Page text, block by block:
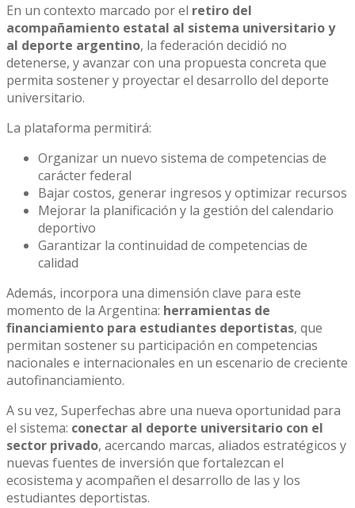
En un contexto marcado por el retiro del
acompañamiento estatal al sistema universitario y
al deporte argentino, la federación decidió no
detenerse, y avanzar con una propuesta concreta que
permita sostener y proyectar el desarrollo del deporte
universitario.
La plataforma permitirá:
Organizar un nuevo sistema de competencias de
carácter federal
Bajar costos, generar ingresos y optimizar recursos
Mejorar la planificación y la gestión del calendario
deportivo
Garantizar la continuidad de competencias de
calidad
Además, incorpora una dimensión clave para este
momento de la Argentina: herramientas de
financiamiento para estudiantes deportistas, que
permitan sostener su participación en competencias
nacionales e internacionales en un escenario de creciente
autofinanciamiento.
A su vez, Superfechas abre una nueva oportunidad para
el sistema: conectar al deporte universitario con el
sector privado, acercando marcas, aliados estratégicos y
nuevas fuentes de inversión que fortalezcan el
ecosistema y acompañen el desarrollo de las y los
estudiantes deportistas.